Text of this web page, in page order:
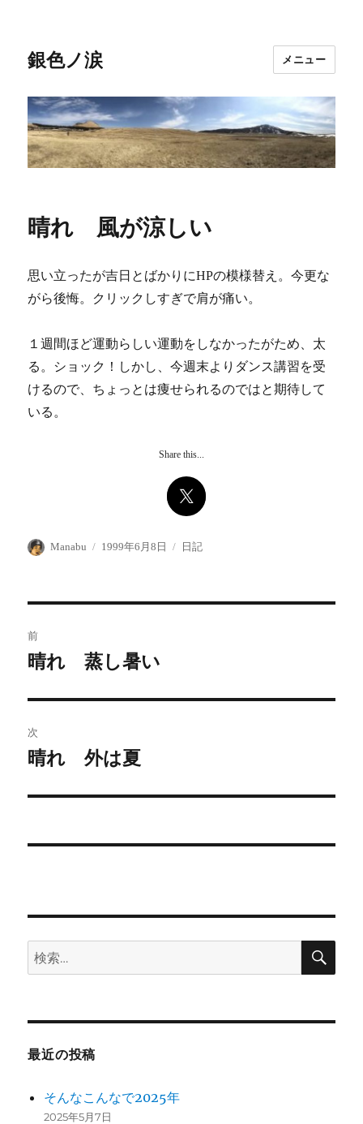
銀色ノ涙 メニュー
晴れ 風が涼しい
思い立ったが吉日とばかりにHPの模様替え。今更な
がら後悔。クリックしすぎで肩が痛い。
１週間ほど運動らしい運動をしなかったがため、太
る。ショック！しかし、今週末よりダンス講習を受
けるので、ちょっとは痩せられるのではと期待して
いる。
Share this...
投
Manabu
投
1999年6月8日
カ
日記
稿
ビ
ゲ
ー
前
前
投
稿:
晴れ 蒸し暑い
次
次
投
晴れ 外は夏
検
索:
検
最近の投稿
そんなこんなで2025年
2025年5月7日